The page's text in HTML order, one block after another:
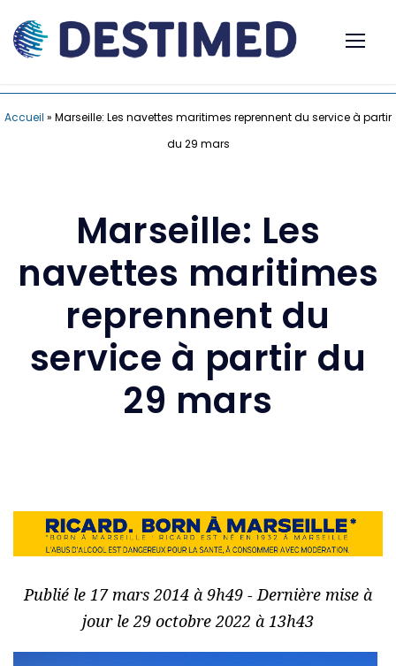
Accueil » Marseille: Les navettes maritimes reprennent du service à partir
du 29 mars
Marseille: Les
navettes maritimes
reprennent du
service à partir du
29 mars
Publié le 17 mars 2014 à 9h49 - Dernière mise à
jour le 29 octobre 2022 à 13h43